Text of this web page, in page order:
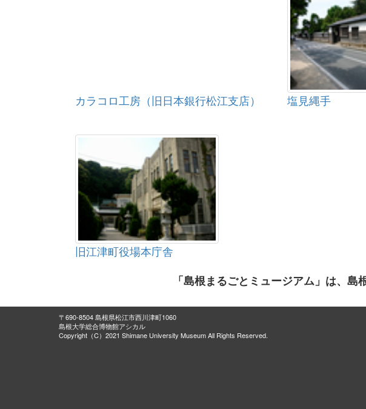
カラコロ工房（旧日本銀行松江支店） 塩見縄手
旧江津町役場本庁舎
「島根まるごとミュージアム」は、
〒690-8504 島根県松江市西川津町1060
島根大学総合博物館アシカル
Copyright（C）2021 Shimane University Museum All Rights Reserved.